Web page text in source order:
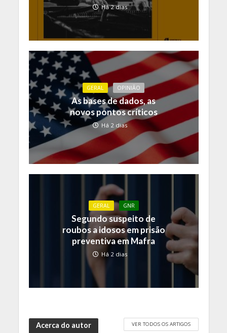
Há 2 dias
GERAL OPINIÃO
As bases de dados, as
novos pontos críticos
Há 2 dias
GERAL GNR
Segundo suspeito de
roubos a idosos em prisão
preventiva em Mafra
Há 2 dias
Acerca do autor VER TODOS OS ARTIGOS